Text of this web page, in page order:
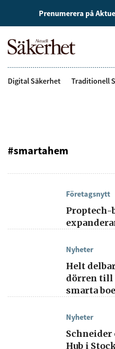
Prenumerera på
Digital Säkerhet Traditionell
#smartahem
Företagsnytt
Proptech-
Nyheter
Helt
dörren till
smarta
Nyheter
Hub i